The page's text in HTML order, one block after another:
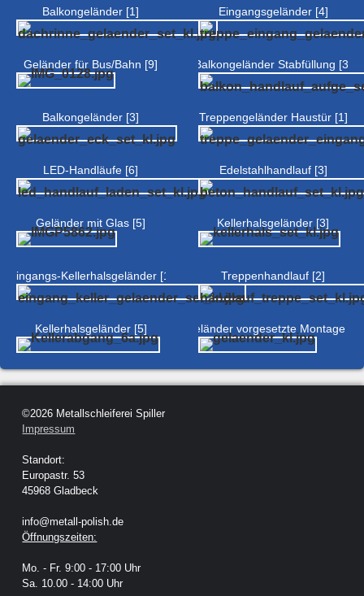
Balkongeländer [1] Eingangsgeländer [4]
Geländer für Bus/Bahn [9] Balkongeländer Stabfüllung [3]
Balkongeländer [3] Treppengeländer Haustür [1]
LED-Handläufe [6] Edelstahlhandlauf [3]
Geländer mit Glas [5] Kellerhalsgeländer [3]
Eingangs-Kellerhalsgeländer [1] Treppenhandlauf [2]
Kellerhalsgeländer [5] Geländer vorgesetzte Montage [2]
©2026 Metallschleiferei Spiller
Impressum
Standort:
Europastr. 53
45968 Gladbeck
info@metall-polish.de
Öffnungszeiten:
Mo. - Fr. 9:00 - 17:00 Uhr
Sa. 10.00 - 14:00 Uhr